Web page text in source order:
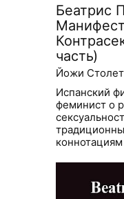
Беатрис
Манифест
часть)
Йожи Столет
Испанский
феминист о
коннотациям